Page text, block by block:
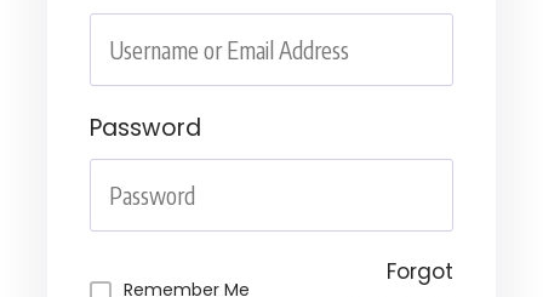
Password
Remember Me
Forgot